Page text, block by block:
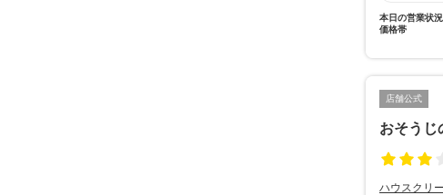
本日の営業状況
価格帯
店舗公式
おそうじ
ハウスクリ